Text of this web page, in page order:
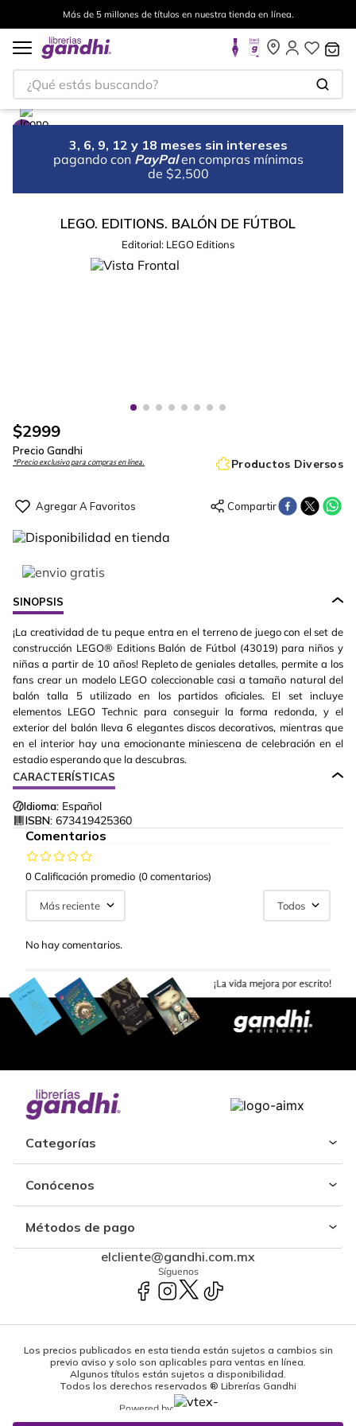
Más de 5 millones de títulos en nuestra tienda en línea.
¿Qué estás buscando?
3, 6, 9, 12 y 18 meses sin intereses
pagando con PayPal en compras mínimas
de $2,500
LEGO. EDITIONS. BALÓN DE FÚTBOL
Editorial: LEGO Editions
$2999
Precio Gandhi
*Precio exclusivo para compras en línea. Productos Diversos
SINOPSIS
¡La creatividad de tu peque entra en el terreno de juego con el set de
construcción LEGO® Editions Balón de Fútbol (43019) para niños y
niñas a partir de 10 años! Repleto de geniales detalles, permite a los
fans crear un modelo LEGO coleccionable casi a tamaño natural del
balón talla 5 utilizado en los partidos oficiales. El set incluye
elementos LEGO Technic para conseguir la forma redonda, y el
exterior del balón lleva 6 elegantes discos decorativos, mientras que
en el interior hay una emocionante miniescena de celebración en el
estadio esperando que la descubras.
CARACTERÍSTICAS
Idioma: Español
ISBN: 673419425360
Comentarios
0 Calificación promedio (0 comentarios)
Más reciente Todos
No hay comentarios.
Categorías
Conócenos
Métodos de pago
elcliente@gandhi.com.mx
Síguenos
Los precios publicados en esta tienda están sujetos a cambios sin
previo aviso y solo son aplicables para ventas en línea.
Algunos títulos están sujetos a disponibilidad.
Todos los derechos reservados ® Librerías Gandhi
Powered by: